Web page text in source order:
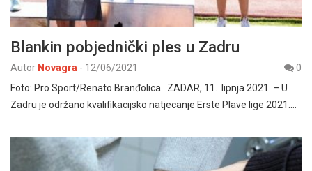
Blankin pobjednički ples u Zadru
Autor Novagra - 12/06/2021
0
Foto: Pro Sport/Renato Branđolica ZADAR, 11. lipnja 2021. – U
Zadru je održano kvalifikacijsko natjecanje Erste Plave lige 2021.…